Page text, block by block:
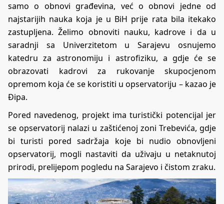
samo o obnovi građevina, već o obnovi jedne od
najstarijih nauka koja je u BiH prije rata bila itekako
zastupljena. Želimo obnoviti nauku, kadrove i da u
saradnji sa Univerzitetom u Sarajevu osnujemo
katedru za astronomiju i astrofiziku, a gdje će se
obrazovati kadrovi za rukovanje skupocjenom
opremom koja će se koristiti u opservatoriju – kazao je
Đipa.
Pored navedenog, projekt ima turistički potencijal jer
se opservatorij nalazi u zaštićenoj zoni Trebevića, gdje
bi turisti pored sadržaja koje bi nudio obnovljeni
opservatorij, mogli nastaviti da uživaju u netaknutoj
prirodi, prelijepom pogledu na Sarajevo i čistom zraku.